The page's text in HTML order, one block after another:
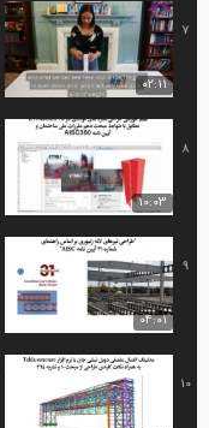
7
02:11
8
10:03
9
04:01
10